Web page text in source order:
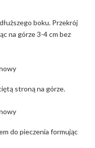
boku. Przekrój
na górze 3-4 cm bez
stroną na górze.
do pieczenia formując